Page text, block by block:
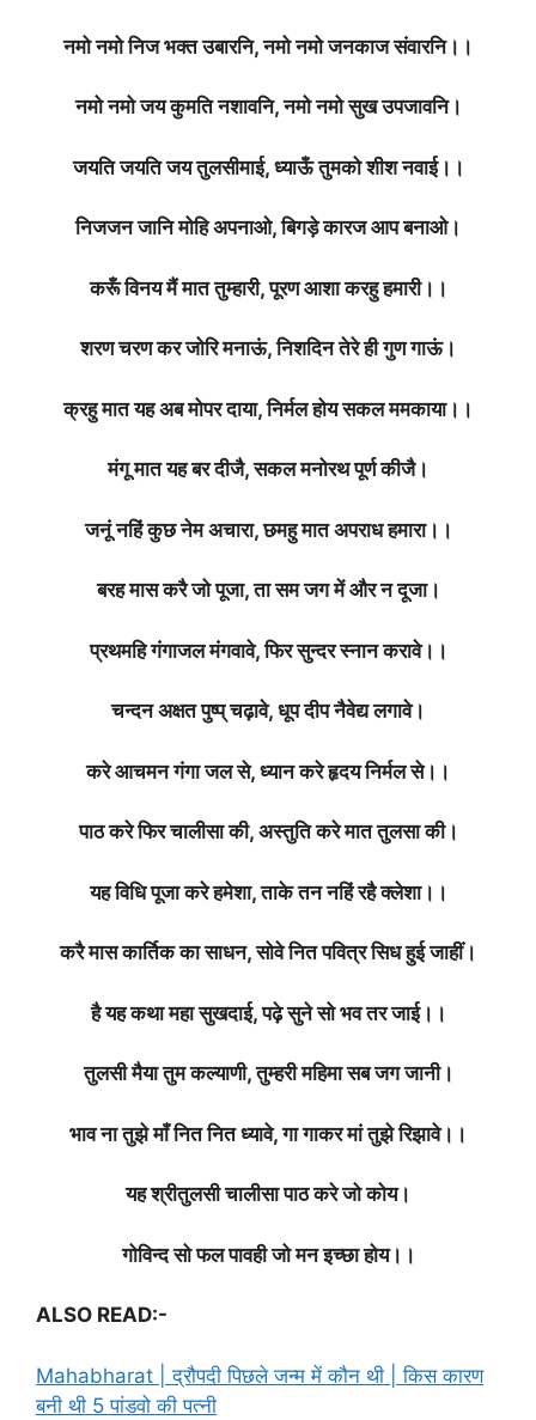
नमो नमो निज भक्त उबारनि, नमो नमो जनकाज संवारनि।।
नमो नमो जय कुमति नशावनि, नमो नमो सुख उपजावनि।
जयति जयति जय तुलसीमाई, ध्याऊँ तुमको शीश नवाई।।
निजजन जानि मोहि अपनाओ, बिगड़े कारज आप बनाओ।
करूँ विनय मैं मात तुम्हारी, पूरण आशा करहु हमारी।।
शरण चरण कर जोरि मनाऊं, निशदिन तेरे ही गुण गाऊं।
क्रहु मात यह अब मोपर दाया, निर्मल होय सकल ममकाया।।
मंगू मात यह बर दीजै, सकल मनोरथ पूर्ण कीजै।
जनूं नहिं कुछ नेम अचारा, छमहु मात अपराध हमारा।।
बरह मास करै जो पूजा, ता सम जग में और न दूजा।
प्रथमहि गंगाजल मंगवावे, फिर सुन्दर स्नान करावे।।
चन्दन अक्षत पुष्प् चढ़ावे, धूप दीप नैवेद्य लगावे।
करे आचमन गंगा जल से, ध्यान करे हृदय निर्मल से।।
पाठ करे फिर चालीसा की, अस्तुति करे मात तुलसा की।
यह विधि पूजा करे हमेशा, ताके तन नहिं रहै क्लेशा।।
करै मास कार्तिक का साधन, सोवे नित पवित्र सिध हुई जाहीं।
है यह कथा महा सुखदाई, पढ़े सुने सो भव तर जाई।।
तुलसी मैया तुम कल्याणी, तुम्हरी महिमा सब जग जानी।
भाव ना तुझे माँ नित नित ध्यावे, गा गाकर मां तुझे रिझावे।।
यह श्रीतुलसी चालीसा पाठ करे जो कोय।
गोविन्द सो फल पावही जो मन इच्छा होय।।
ALSO READ:-
Mahabharat | द्रौपदी पिछले जन्म में कौन थी | किस कारण
बनी थी 5 पांडवो की पत्नी